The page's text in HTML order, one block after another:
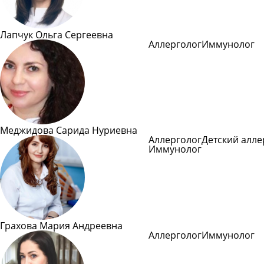
Лапчук Ольга Сергеевна
АллергологИммунолог
Меджидова Сарида Нуриевна
АллергологДетский
Иммунолог
Грахова Мария Андреевна
АллергологИммунолог